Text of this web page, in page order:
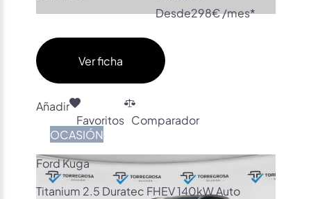
Desde298€ /mes*
Ver ficha
Añadir
Favoritos Comparador
OCASIÓN
Ford Kuga
Titanium 2.5 Duratec FHEV 140kW Auto